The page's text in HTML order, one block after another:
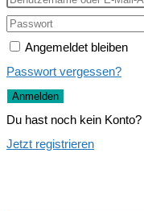
Angemeldet bleiben
Passwort vergessen?
Anmelden
Du hast noch kein Konto?
Jetzt registrieren